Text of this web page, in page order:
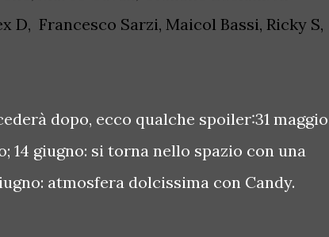
D, Francesco Sarzi, Maicol Bassi, Ricky S,
dopo, ecco qualche spoiler:31
14 giugno: si torna nello spazio con una
atmosfera dolcissima con Candy.